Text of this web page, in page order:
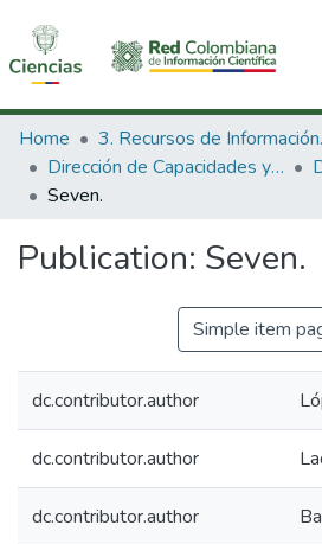
Communities & Collections
All of DSpace
Home
3.
Dirección de Capacidades y Divulgación de la CTeI
Seven.
Publication: Seven.
Simple item
dc.contributor.author
dc.contributor.author
dc.contributor.author